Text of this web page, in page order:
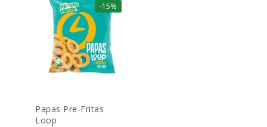
-15%
Papas Pre-Fritas
Loop